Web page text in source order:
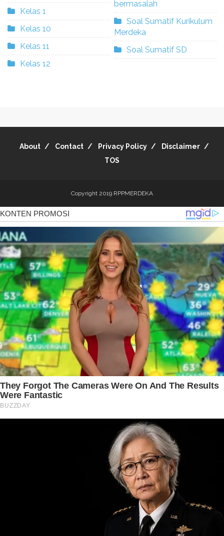
Kelas 1
Kelas 10
Kelas 11
Kelas 12
bermasalah
Soal Sumatif Kurikulum
Merdeka
Soal Sumatif SD
About Contact Privacy Policy
Disclaimer
TOS
Copyright 2019 RPPMERDEKA